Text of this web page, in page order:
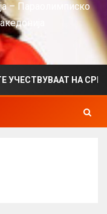
– Параолимписко
НА СРБИЈА ОПЕН